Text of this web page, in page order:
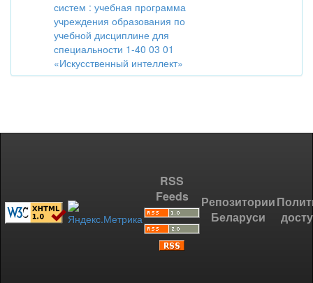
систем : учебная программа
учреждения образования по
учебной дисциплине для
специальности 1-40 03 01
«Искусственный интеллект»
RSS
Feeds
Репозитории
Беларуси